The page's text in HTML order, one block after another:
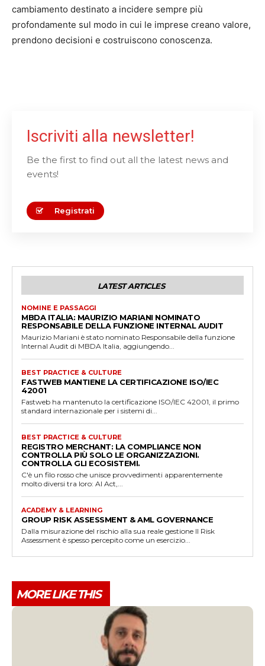
cambiamento destinato a incidere sempre più
profondamente sul modo in cui le imprese creano valore,
prendono decisioni e costruiscono conoscenza.
Iscriviti alla newsletter!
Be the first to find out all the latest news and
events!
Registrati
LATEST ARTICLES
NOMINE E PASSAGGI
MBDA ITALIA: MAURIZIO MARIANI NOMINATO
RESPONSABILE DELLA FUNZIONE INTERNAL AUDIT
Maurizio Mariani è stato nominato Responsabile della funzione
Internal Audit di MBDA Italia, aggiungendo...
BEST PRACTICE & CULTURE
FASTWEB MANTIENE LA CERTIFICAZIONE ISO/IEC
42001
Fastweb ha mantenuto la certificazione ISO/IEC 42001, il primo
standard internazionale per i sistemi di...
BEST PRACTICE & CULTURE
REGISTRO MERCHANT: LA COMPLIANCE NON
CONTROLLA PIÙ SOLO LE ORGANIZZAZIONI.
CONTROLLA GLI ECOSISTEMI.
C'è un filo rosso che unisce provvedimenti apparentemente
molto diversi tra loro: AI Act,...
ACADEMY & LEARNING
GROUP RISK ASSESSMENT & AML GOVERNANCE
Dalla misurazione del rischio alla sua reale gestione Il Risk
Assessment è spesso percepito come un esercizio...
MORE LIKE THIS